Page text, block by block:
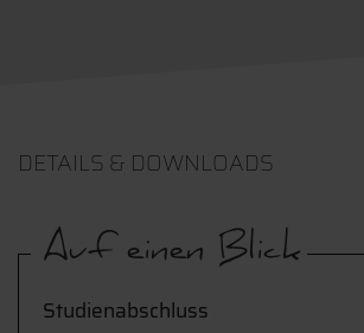
DETAILS & DOWNLOADS
Auf einen Blick
Studienabschluss